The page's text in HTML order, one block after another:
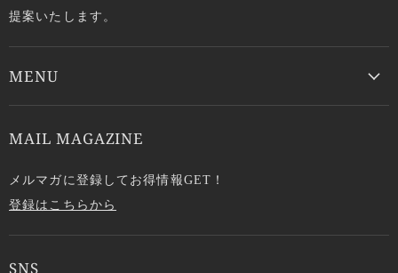
提案いたします。
MENU
MAIL MAGAZINE
メルマガに登録してお得情報GET！
登録はこちらから
SNS